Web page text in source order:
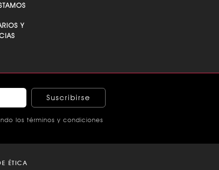
Y
Suscribirse
los términos y condiciones
ÉTICA